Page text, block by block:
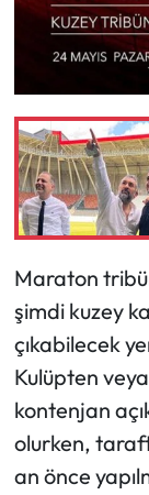
Maraton
şimdi kuzey
çıkabilecek
Kulüpten
kontenjan
olurken,
an önce